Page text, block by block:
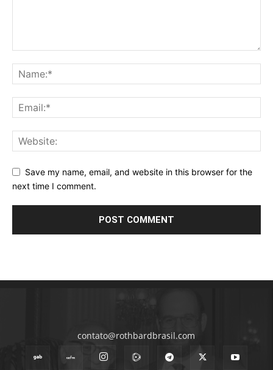
Save my name, email, and website in this browser for the
next time I comment.
contato@rothbardbrasil.com